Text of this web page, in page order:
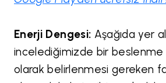
Enerji Dengesi: Aşağıda yer
incelediğimizde bir beslenme
olarak belirlenmesi gereken